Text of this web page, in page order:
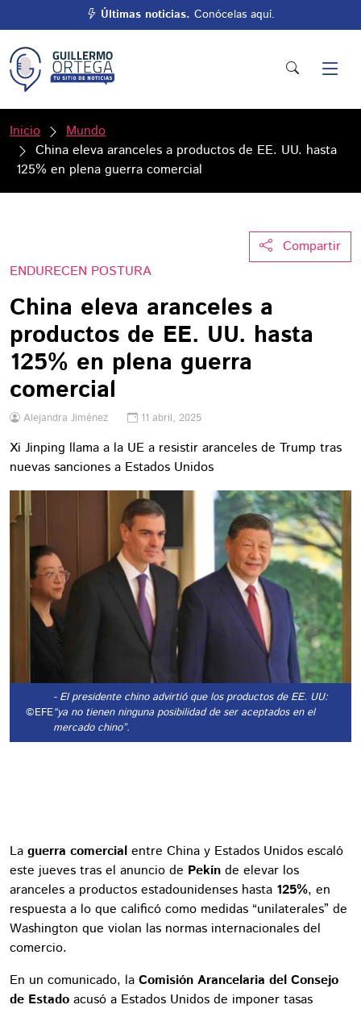
Últimas noticias. Conócelas aquí.
Inicio
Mundo
China eleva aranceles a productos de EE. UU. hasta
125% en plena guerra comercial
Compartir
ENDURECEN POSTURA
China eleva aranceles a
productos de EE. UU. hasta
125% en plena guerra
comercial
Alejandra Jiménez 11 abril, 2025
Xi Jinping llama a la UE a resistir aranceles de Trump tras
nuevas sanciones a Estados Unidos
©EFE
- El presidente chino advirtió que los productos de EE. UU:
“ya no tienen ninguna posibilidad de ser aceptados en el
mercado chino”.
La guerra comercial entre China y Estados Unidos escaló
este jueves tras el anuncio de Pekín de elevar los
aranceles a productos estadounidenses hasta 125%, en
respuesta a lo que calificó como medidas “unilaterales” de
Washington que violan las normas internacionales del
comercio.
En un comunicado, la Comisión Arancelaria del Consejo
de Estado acusó a Estados Unidos de imponer tasas